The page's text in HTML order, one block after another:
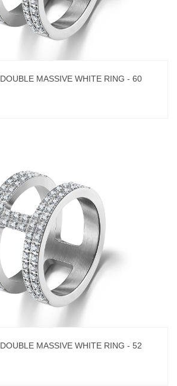
MASSIVE WHITE RING - 60
MASSIVE WHITE RING - 52